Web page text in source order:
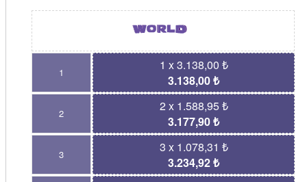
1
1 x 3.138,00 ₺
3.138,00 ₺
2
2 x 1.588,95 ₺
3.177,90 ₺
3
3 x 1.078,31 ₺
3.234,92 ₺